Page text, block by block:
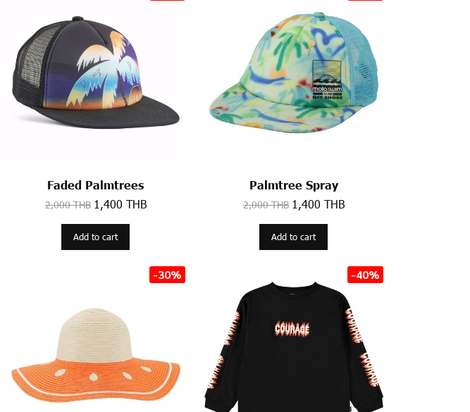
Faded Palmtrees
2,000 THB 1,400 THB
Add to cart
Palmtree Spray
2,000 THB 1,400 THB
Add to cart
-30% -40%